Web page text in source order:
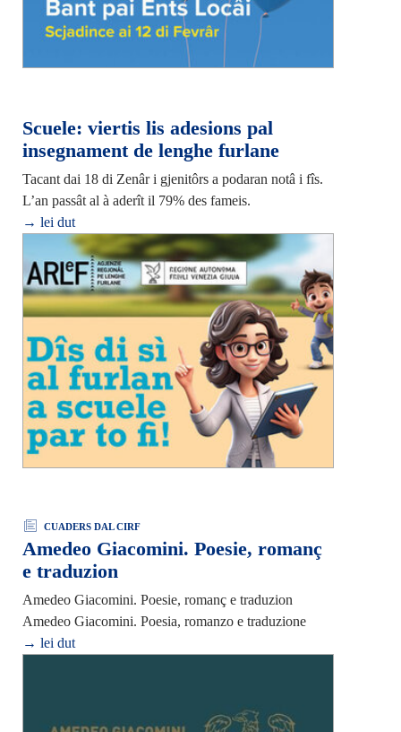
Scuele: viertis lis adesions pal
insegnament de lenghe furlane
Tacant dai 18 di Zenâr i gjenitôrs a podaran notâ i fîs.
L’an passât al à aderît il 79% des fameis.
→ lei dut
CUADERS DAL CIRF
Amedeo Giacomini. Poesie, romanç
e traduzion
Amedeo Giacomini. Poesie, romanç e traduzion
Amedeo Giacomini. Poesia, romanzo e traduzione
→ lei dut